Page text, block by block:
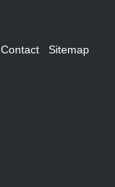
Contact
Sitemap